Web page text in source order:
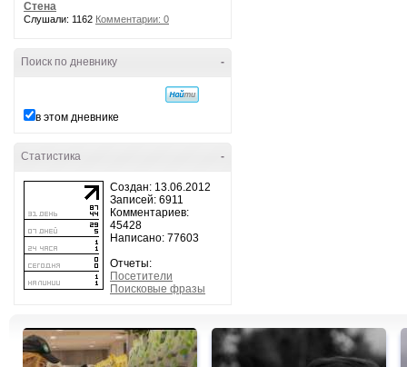
Стена
Слушали: 1162 Комментарии: 0
-
Поиск по дневнику
в этом дневнике
-
Статистика
Создан: 13.06.2012
Записей: 6911
Комментариев:
45428
Написано: 77603
Отчеты:
Посетители
Поисковые фразы